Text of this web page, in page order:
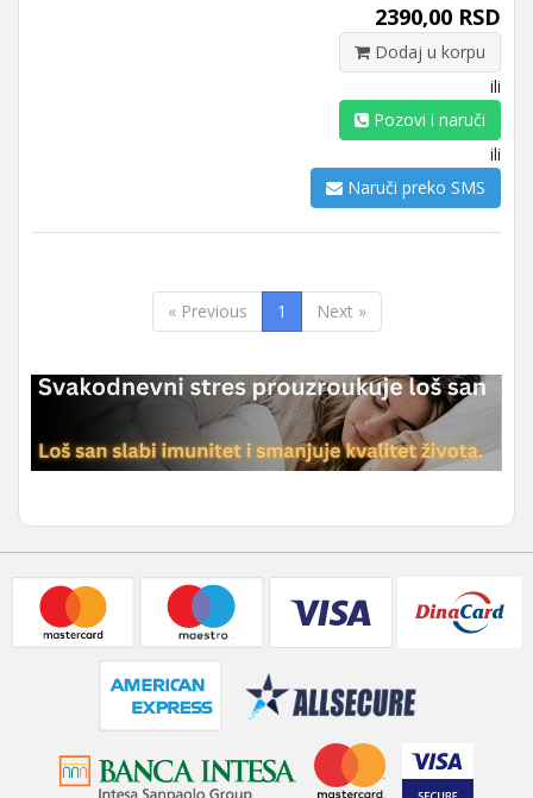
2390,00 RSD
Dodaj u korpu
ili
Pozovi i naruči
ili
Naruči preko SMS
« Previous 1 Next »